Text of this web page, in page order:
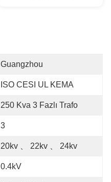
Guangzhou
ISO CESI UL KEMA
250 Kva 3 Fazlı Trafo
3
20kv 、 22kv 、 24kv
0.4kV